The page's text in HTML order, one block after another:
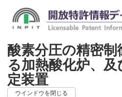
酸素分圧の精密
る加熱酸化炉、及
定装置
ウインドウを閉じる